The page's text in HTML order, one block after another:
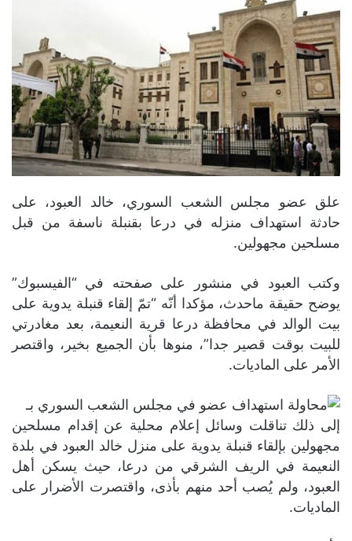
علق عضو مجلس الشعب السوري، خالد العبود، على
حادثة استهداف منزله في درعا بقنبلة ناسفة من قبل
مسلحين مجهولين.
وكتب العبود في منشور على صفحته في “الفيسبوك”
يوضح حقيقة ماحدث، مؤكدا أنّه “تمّ إلقاء قنبلة يدوية على
بيت الوالد في محافظة درعا قرية النعيمة، بعد مغادرتي
للبيت بوقت قصير جدا”، منوها بأن الجميع بخير، واقتصر
الأمر على الماديات.
إلى ذلك تناقلت وسائل إعلام محلية عن إقدام مسلحين
مجهولين بإلقاء قنبلة يدوية على منزل خالد العبود في بلدة
النعيمة في الريف الشرقي من درعا، حيث يسكن أهل
العبود، ولم يُصب أحد منهم بأذى، واقتصرت الأضرار على
الماديات.